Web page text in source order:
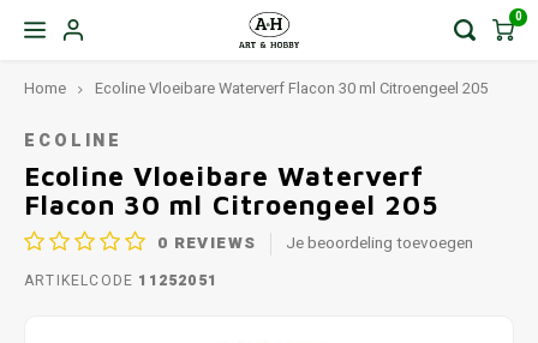
0
Home Ecoline Vloeibare Waterverf Flacon 30 ml Citroengeel 205
ECOLINE
Ecoline Vloeibare Waterverf
Flacon 30 ml Citroengeel 205
0 REVIEWS Je beoordeling toevoegen
ARTIKELCODE 11252051